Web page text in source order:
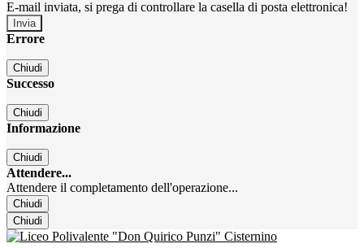
E-mail inviata, si prega di controllare la casella di posta elettronica!
Errore
Chiudi
Successo
Chiudi
Informazione
Chiudi
Attendere...
Attendere il completamento dell'operazione...
Chiudi
Chiudi